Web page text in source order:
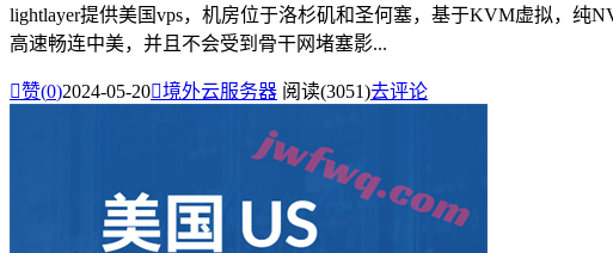
lightlayer提供美国vps，机房位于洛杉矶和圣何塞，基于KVM虚拟，纯
高速畅连中美，并且不会受到骨干网堵塞影...
赞(0)2024-05-20境外云服务器 阅读(3051)去评论